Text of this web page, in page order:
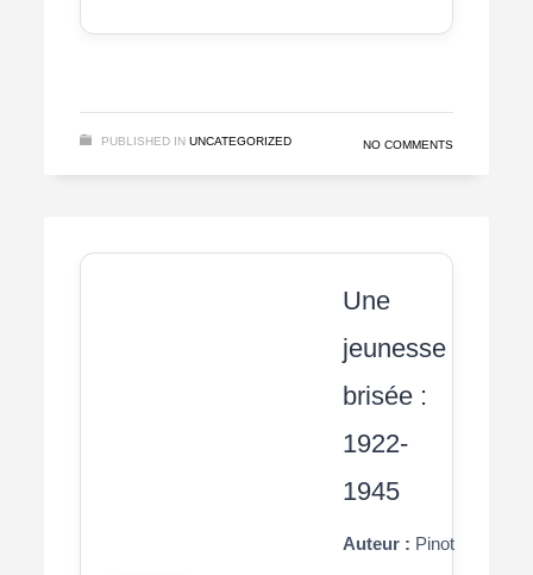
PUBLISHED IN UNCATEGORIZED NO COMMENTS
Une
jeunesse
brisée :
1922-
1945
Auteur : Pinot